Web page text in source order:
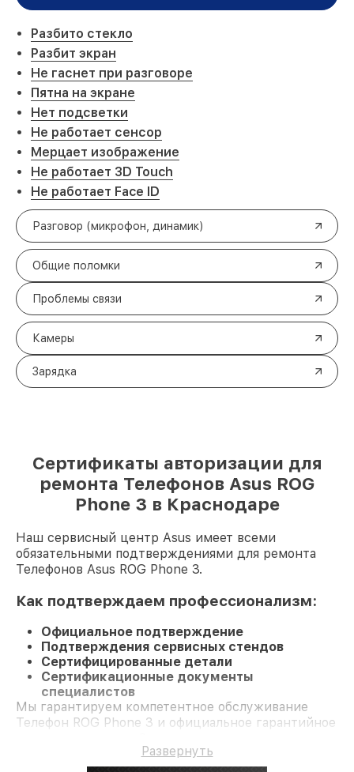
Разбито стекло
Разбит экран
Не гаснет при разговоре
Пятна на экране
Нет подсветки
Не работает сенсор
Мерцает изображение
Не работает 3D Touch
Не работает Face ID
Разговор (микрофон, динамик)
Общие поломки
Проблемы связи
Камеры
Зарядка
Сертификаты авторизации для
ремонта Телефонов Asus ROG
Phone 3 в Краснодаре
Наш сервисный центр Asus имеет всеми
обязательными подтверждениями для ремонта
Телефонов Asus ROG Phone 3.
Как подтверждаем профессионализм:
Официальное подтверждение
Подтверждения сервисных стендов
Сертифицированные детали
Сертификационные документы
специалистов
Мы гарантируем компетентное обслуживание
Телефон ROG Phone 3 и официальное гарантийное
Развернуть